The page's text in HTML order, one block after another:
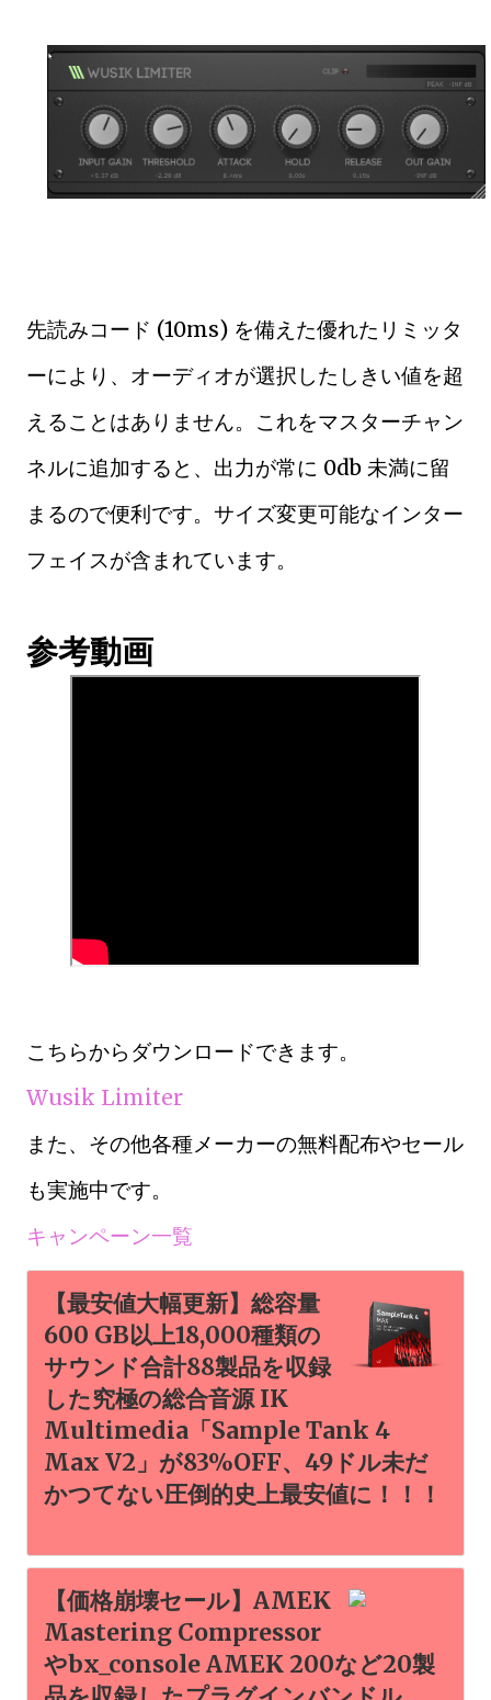
先読みコード (10ms) を備えた優れたリミッタ
ーにより、オーディオが選択したしきい値を超
えることはありません。これをマスターチャン
ネルに追加すると、出力が常に 0db 未満に留
まるので便利です。サイズ変更可能なインター
フェイスが含まれています。
参考動画
こちらからダウンロードできます。
Wusik Limiter
また、その他各種メーカーの無料配布やセール
も実施中です。
キャンペーン一覧
【最安値大幅更新】総容量
600 GB以上18,000種類の
サウンド合計88製品を収録
した究極の総合音源 IK
Multimedia「Sample Tank 4
Max V2」が83%OFF、49ドル未だ
かつてない圧倒的史上最安値に！！！
【価格崩壊セール】AMEK
Mastering Compressor
やbx_console AMEK 200など20製